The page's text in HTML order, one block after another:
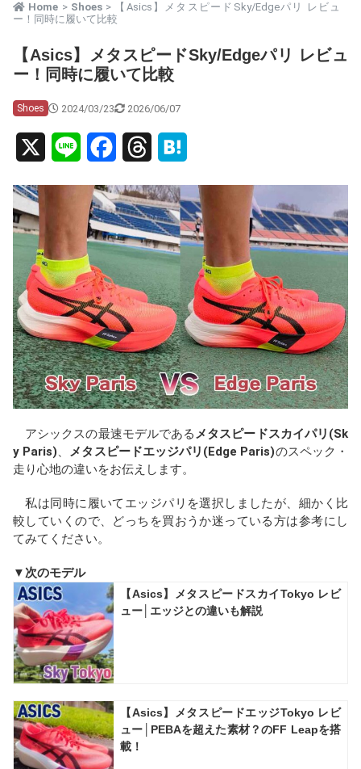
Home > Shoes> 【Asics】メタスピードSky/Edgeパリ レビュ
ー！同時に履いて比較
【Asics】メタスピードSky/Edgeパリ レビュ
ー！同時に履いて比較
Shoes 2024/03/23 2026/06/07
e
c
e
o
o
k
r
e
a
d
s
t
e
a
アシックスの最速モデルであるメタスピードスカイパリ(Sk
y Paris)、 メタスピードエッジパリ(Edge Paris)のスペック・
走り心地の違いをお伝えします。
私は同時に履いてエッジパリを選択しましたが、細かく比
較していくので、どっちを買おうか迷っている方は参考にし
てみてください。
▼次のモデル
【Asics】メタスピードスカイTokyo レビ
ュー│エッジとの違いも解説
【Asics】メタスピードエッジTokyo レビ
ュー│PEBAを超えた素材？のFF Leapを搭
載！